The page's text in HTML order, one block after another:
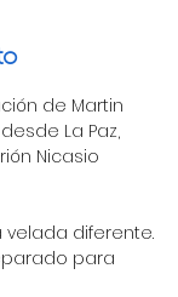
de Martin
La Paz,
Nicasio
velada diferente.
para